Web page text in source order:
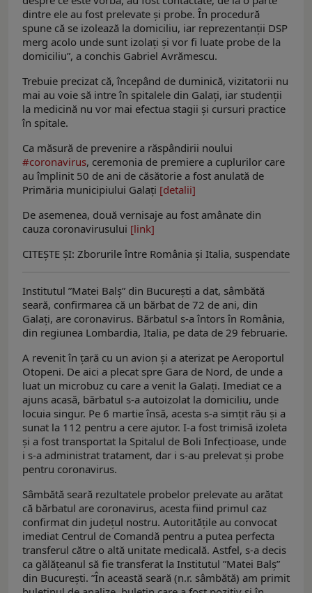
dintre ele au fost prelevate și probe. În procedură
spune că se izolează la domiciliu, iar reprezentanții DSP
merg acolo unde sunt izolați și vor fi luate probe de la
domiciliu”, a conchis Gabriel Avrămescu.
Trebuie precizat că, începând de duminică, vizitatorii nu
mai au voie să intre în spitalele din Galați, iar studenții
la medicină nu vor mai efectua stagii și cursuri practice
în spitale.
Ca măsură de prevenire a răspândirii noului
#coronavirus, ceremonia de premiere a cuplurilor care
au împlinit 50 de ani de căsătorie a fost anulată de
Primăria municipiului Galaţi [detalii]
De asemenea, două vernisaje au fost amânate din
cauza coronavirusului [link]
CITEȘTE ȘI: Zborurile între România şi Italia, suspendate
Institutul ”Matei Balș” din București a dat, sâmbătă
seară, confirmarea că un bărbat de 72 de ani, din
Galați, are coronavirus. Bărbatul s-a întors în România,
din regiunea Lombardia, Italia, pe data de 29 februarie.
A revenit în țară cu un avion și a aterizat pe Aeroportul
Otopeni. De aici a plecat spre Gara de Nord, de unde a
luat un microbuz cu care a venit la Galați. Imediat ce a
ajuns acasă, bărbatul s-a autoizolat la domiciliu, unde
locuia singur. Pe 6 martie însă, acesta s-a simțit rău și a
sunat la 112 pentru a cere ajutor. I-a fost trimisă izoleta
și a fost transportat la Spitalul de Boli Infecțioase, unde
i s-a administrat tratament, dar i s-au prelevat și probe
pentru coronavirus.
Sâmbătă seară rezultatele probelor prelevate au arătat
că bărbatul are coronavirus, acesta fiind primul caz
confirmat din județul nostru. Autoritățile au convocat
imediat Centrul de Comandă pentru a putea perfecta
transferul către o altă unitate medicală. Astfel, s-a decis
ca gălățeanul să fie transferat la Institutul ”Matei Balș”
din București. ”În această seară (n.r. sâmbătă) am primit